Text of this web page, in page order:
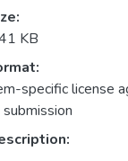
KB
specific license